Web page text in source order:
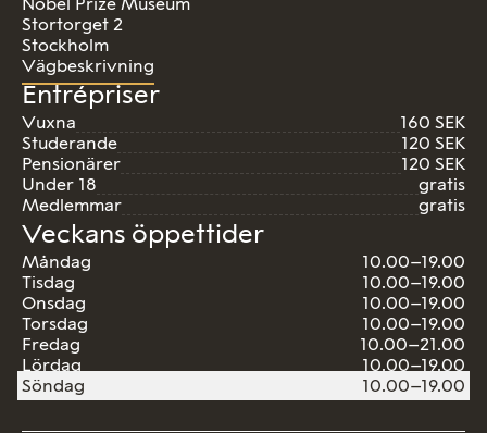
Nobel Prize Museum
Stortorget 2
Stockholm
Vägbeskrivning
Entrépriser
Vuxna
160 SEK
Studerande
120 SEK
Pensionärer
120 SEK
Under 18
gratis
Medlemmar
gratis
Veckans öppettider
Måndag
10.00–19.00
Tisdag
10.00–19.00
Onsdag
10.00–19.00
Torsdag
10.00–19.00
Fredag
10.00–21.00
Lördag
10.00–19.00
Söndag
10.00–19.00